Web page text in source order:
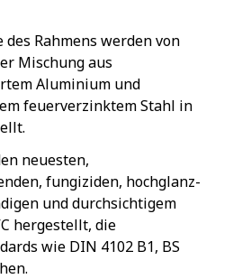
Rahmens werden von
Mischung aus
Aluminium und
feuerverzinktem Stahl in
neuesten,
fungiziden, hochglanz-
und durchsichtigem
hergestellt, die
wie DIN 4102 B1, BS